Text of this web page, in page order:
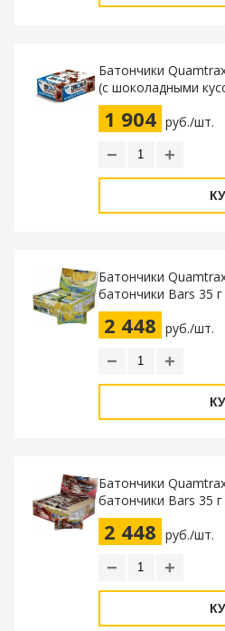
Батончики
(с шоколадными
1 904 руб./шт.
− +
Батончики
батончики Bars 35
2 448 руб./шт.
− +
Батончики
батончики Bars 35
2 448 руб./шт.
− +